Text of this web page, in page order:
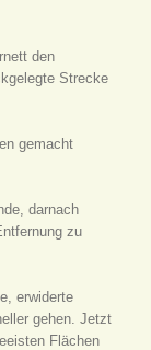
den
Strecke
gemacht
darnach
zu
erwiderte
gehen. Jetzt
Flächen